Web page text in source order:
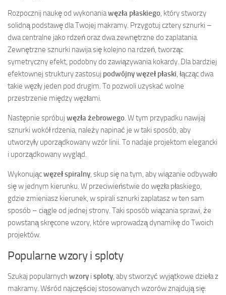
Rozpocznij naukę od wykonaniawęzła płaskiego, który stworzy
solidną podstawę dla Twojej makramy. Przygotuj cztery sznurki –
dwa centralne jako rdzeń oraz dwa zewnętrzne do zaplatania.
Zewnętrzne sznurki nawija się kolejno na rdzeń, tworząc
symetryczny efekt, podobny do zawiązywania kokardy. Dla bardziej
efektownej struktury zastosuj podwójny węzeł płaski, łącząc dwa
takie węzły jeden pod drugim. To pozwoli uzyskać wolne
przestrzenie między węzłami.
Następnie spróbuj węzła żebrowego. W tym przypadku nawijaj
sznurki wokół rdzenia, należy napinać je w taki sposób, aby
utworzyły uporządkowany wzór linii. To nadaje projektom elegancki
i uporządkowany wygląd.
Wykonującwęzeł spiralny, skup się na tym, aby wiązanie odbywało
się w jednym kierunku. W przeciwieństwie do węzła płaskiego,
gdzie zmieniasz kierunek, w spirali sznurki zaplatasz w ten sam
sposób – ciągle od jednej strony. Taki sposób wiązania sprawi, że
powstaną skręcone wzory, które wprowadzą dynamikę do Twoich
projektów.
Popularne wzory i sploty
Szukaj popularnych wzory i sploty, aby stworzyć wyjątkowe dzieła z
makramy. Wśród najczęściej stosowanych wzorów znajdują się: